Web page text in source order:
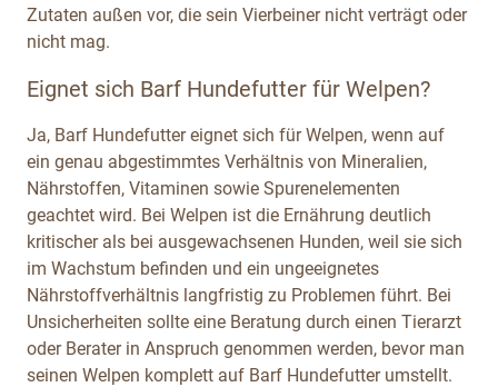
Zutaten außen vor, die sein Vierbeiner nicht verträgt oder
nicht mag.
Eignet sich Barf Hundefutter für Welpen?
Ja, Barf Hundefutter eignet sich für Welpen, wenn auf
ein genau abgestimmtes Verhältnis von Mineralien,
Nährstoffen, Vitaminen sowie Spurenelementen
geachtet wird. Bei Welpen ist die Ernährung deutlich
kritischer als bei ausgewachsenen Hunden, weil sie sich
im Wachstum befinden und ein ungeeignetes
Nährstoffverhältnis langfristig zu Problemen führt. Bei
Unsicherheiten sollte eine Beratung durch einen Tierarzt
oder Berater in Anspruch genommen werden, bevor man
seinen Welpen komplett auf Barf Hundefutter umstellt.